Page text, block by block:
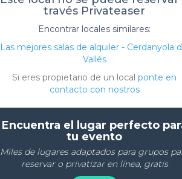
través Privateaser
Encontrar locales similares:
Las mejores salas de alquiler - Cerdanyola
Vallés
Si eres propietario de un local ponte en
contacto con nostros
Encuentra el lugar perfecto
tu evento
Miles de lugares adaptados para grupos
reservar o privatizar en línea, gratis